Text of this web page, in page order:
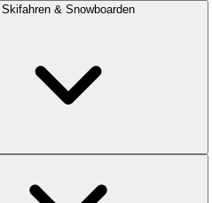
Skifahren & Snowboarden